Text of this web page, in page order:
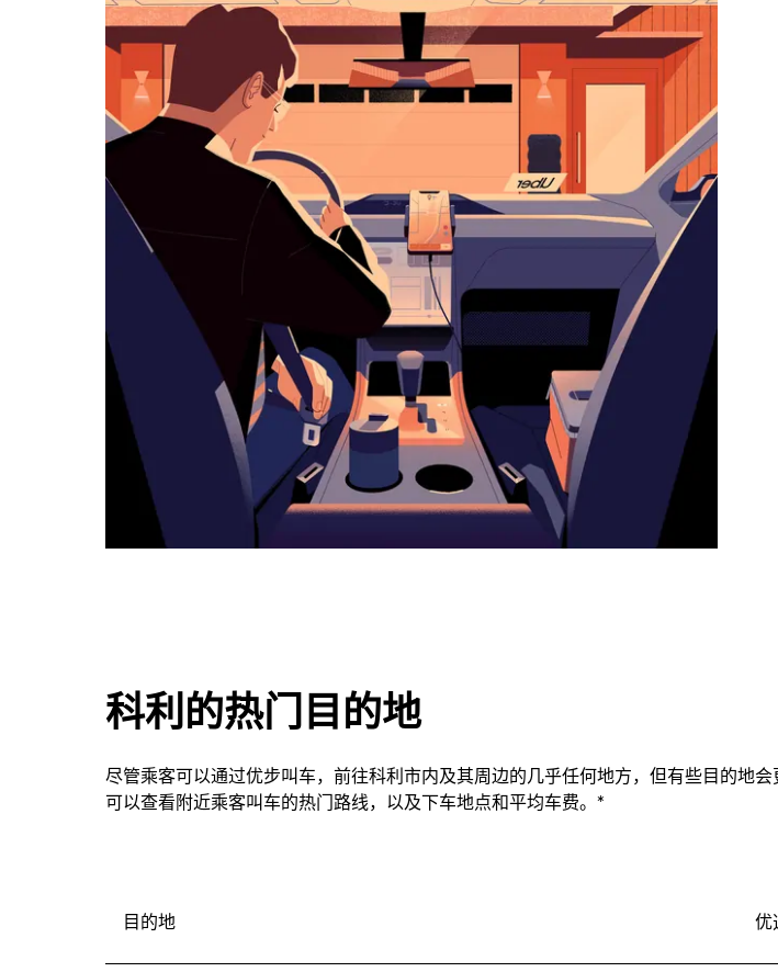
历
日
期。
退
日
历。
科利的热门目的地
尽管乘客可以通过优步叫车，前往科利市内及其周边的几乎任何地方，但有些目的地
可以查看附近乘客叫车的热门路线，以及下车地点和平均车费。*
目的地 优